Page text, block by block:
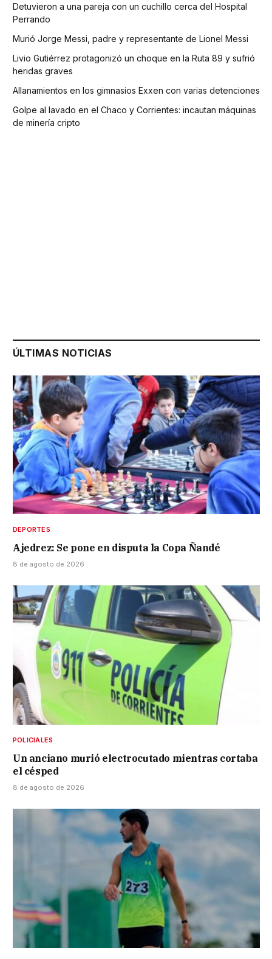
Detuvieron a una pareja con un cuchillo cerca del Hospital
Perrando
Murió Jorge Messi, padre y representante de Lionel Messi
Livio Gutiérrez protagonizó un choque en la Ruta 89 y sufrió
heridas graves
Allanamientos en los gimnasios Exxen con varias detenciones
Golpe al lavado en el Chaco y Corrientes: incautan máquinas
de minería cripto
ÚLTIMAS NOTICIAS
DEPORTES
Ajedrez: Se pone en disputa la Copa Ñandé
8 de agosto de 2026
POLICIALES
Un anciano murió electrocutado mientras cortaba
el césped
8 de agosto de 2026